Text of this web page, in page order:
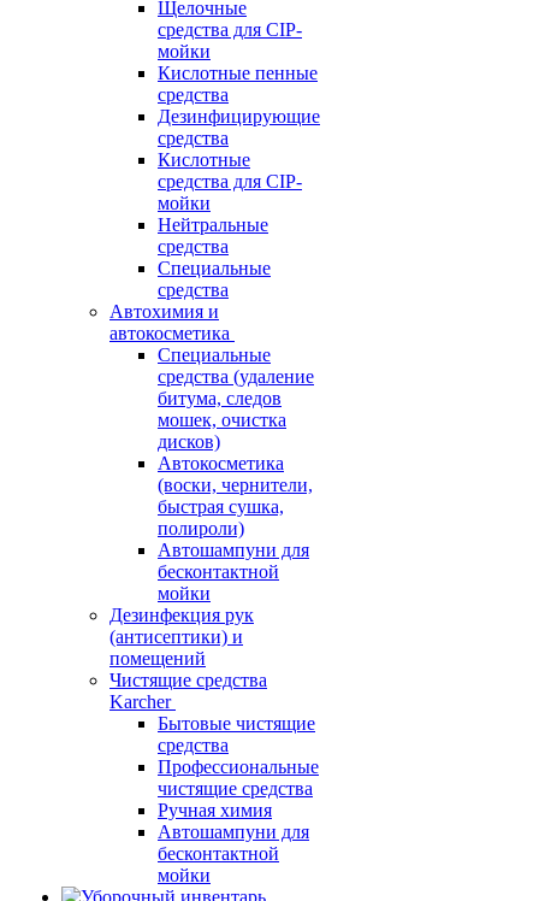
Щелочные
средства для CIP-
мойки
Кислотные пенные
средства
Дезинфицирующие
средства
Кислотные
средства для CIP-
мойки
Нейтральные
средства
Специальные
средства
Автохимия и
автокосметика
Специальные
средства (удаление
битума, следов
мошек, очистка
дисков)
Автокосметика
(воски, чернители,
быстрая сушка,
полироли)
Автошампуни для
бесконтактной
мойки
Дезинфекция рук
(антисептики) и
помещений
Чистящие средства
Karcher
Бытовые чистящие
средства
Профессиональные
чистящие средства
Ручная химия
Автошампуни для
бесконтактной
мойки